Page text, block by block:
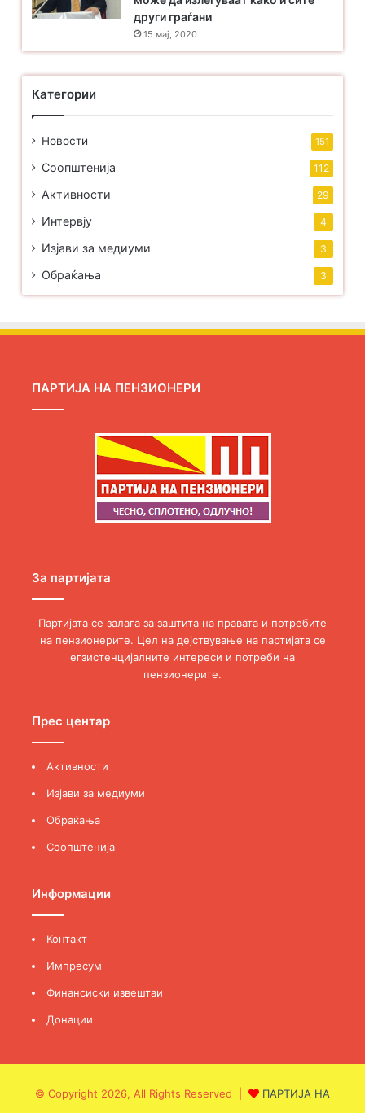
други граѓани
15 мај, 2020
Категории
Новости 151
Соопштенија 112
Активности 29
Интервју 4
Изјави за медиуми 3
Обраќања 3
ПАРТИЈА НА ПЕНЗИОНЕРИ
За партијата
Партијата се залага за заштита на правата и потребите
на пензионерите. Цел на дејствување на партијата се
егзистенцијалните интереси и потреби на
пензионерите.
Прес центар
Активности
Изјави за медиуми
Обраќања
Соопштенија
Информации
Контакт
Импресум
Финансиски извештаи
Донации
© Copyright 2026, All Rights Reserved |
ПАРТИЈА НА